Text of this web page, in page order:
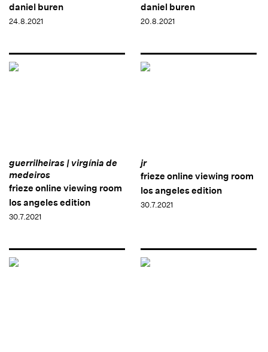
daniel buren
24.8.2021
daniel buren
20.8.2021
guerrilheiras | virgínia de
medeiros
frieze online viewing room
los angeles edition
30.7.2021
jr
frieze online viewing room
los angeles edition
30.7.2021